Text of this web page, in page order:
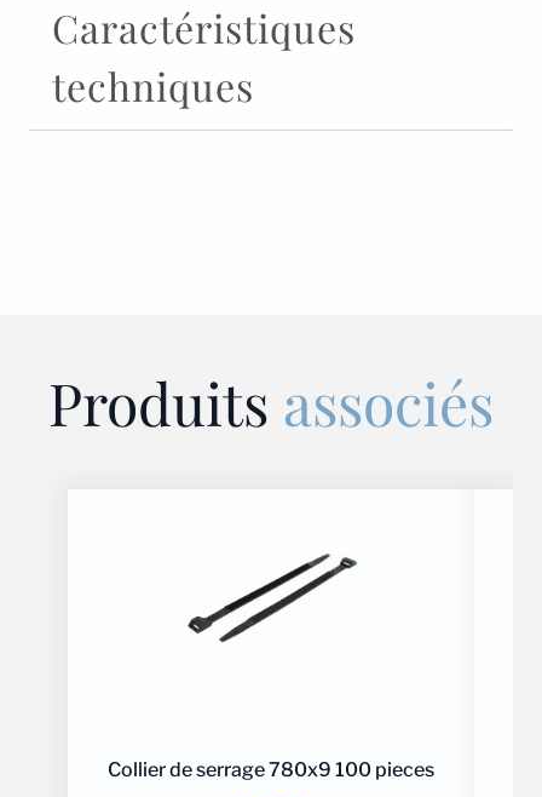
Caractéristiques
techniques
Produits associés
Collier de serrage 780x9 100 pieces